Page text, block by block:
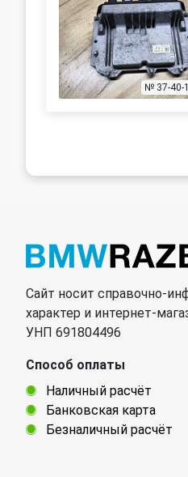
№ 37-40-
Сайт носит справочно-
характер и интернет-
УНП 691804496
Способ оплаты
Наличный расчёт
Банковская карта
Безналичный расчёт